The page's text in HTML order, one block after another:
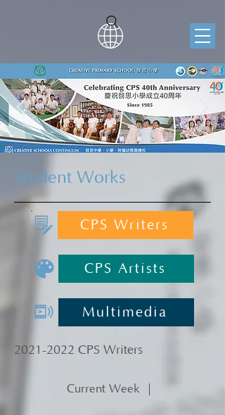
Student Works
CPS Writers
CPS Artists
Multimedia
2021-2022 CPS Writers
Current Week ｜